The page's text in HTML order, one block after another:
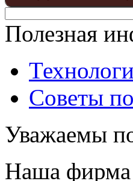
Полезная
Советы
Уважаемы
Наша фирма